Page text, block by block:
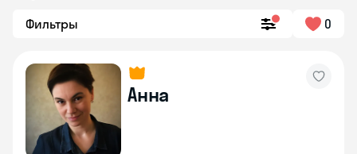
Фильтры 0
Анна